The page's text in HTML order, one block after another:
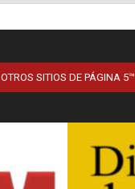
OTROS SITIOS DE PÁGINA 5™